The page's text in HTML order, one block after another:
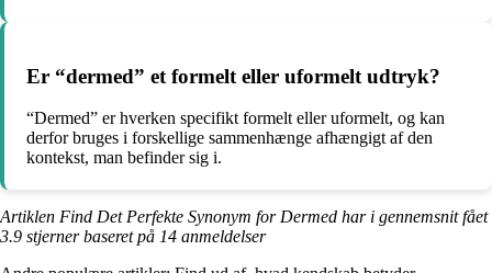
Er “dermed” et formelt eller uformelt udtryk?
“Dermed” er hverken specifikt formelt eller uformelt, og kan
derfor bruges i forskellige sammenhænge afhængigt af den
kontekst, man befinder sig i.
Artiklen Find Det Perfekte Synonym for Dermed har i gennemsnit fået
3.9 stjerner baseret på 14 anmeldelser